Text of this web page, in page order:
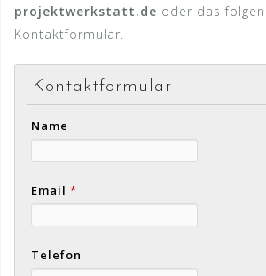
projektwerkstatt.de oder das
Kontaktformular.
Kontaktformular
Name
Email *
Telefon